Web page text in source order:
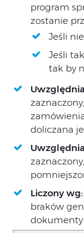
program
zostanie
Jeśli
Jeśli
tak by
doliczana
Liczony
braków
dokumenty